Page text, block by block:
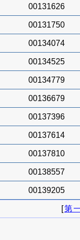
00131626
00131750
00134074
00134525
00134779
00136679
00137396
00137614
00137810
00138557
00139205
[第